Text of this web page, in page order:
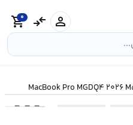
person
compare_arrows
shopping_cart
0
•••